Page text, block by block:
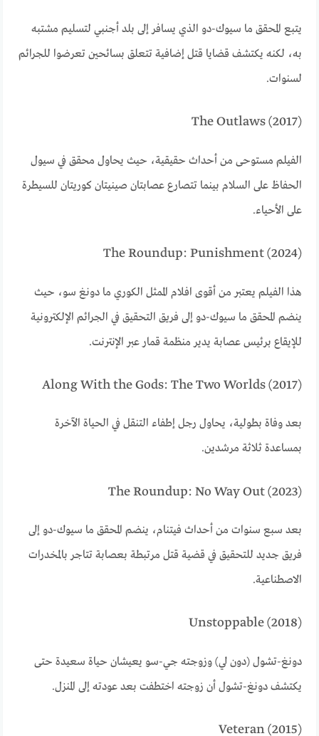
يتبع المحقق ما سيوك-دو الذي يسافر إلى بلد أجنبي لتسليم مشتبه
به، لكنه يكتشف قضايا قتل إضافية تتعلق بسائحين تعرضوا للجرائم
لسنوات.
The Outlaws (2017)
الفيلم مستوحى من أحداث حقيقية، حيث يحاول محقق في سيول
الحفاظ على السلام بينما تتصارع عصابتان صينيتان كوريتان للسيطرة
على الأحياء.
The Roundup: Punishment (2024)
هذا الفيلم يعتبر من أقوى افلام الممثل الكوري ما دونغ سو، حيث
ينضم المحقق ما سيوك-دو إلى فريق التحقيق في الجرائم الإلكترونية
للإيقاع برئيس عصابة يدير منظمة قمار عبر الإنترنت.
Along With the Gods: The Two Worlds (2017)
بعد وفاة بطولية، يحاول رجل إطفاء التنقل في الحياة الآخرة
بمساعدة ثلاثة مرشدين.
The Roundup: No Way Out (2023)
بعد سبع سنوات من أحداث فيتنام، ينضم المحقق ما سيوك-دو إلى
فريق جديد للتحقيق في قضية قتل مرتبطة بعصابة تتاجر بالمخدرات
الاصطناعية.
Unstoppable (2018)
دونغ-تشول (دون لي) وزوجته جي-سو يعيشان حياة سعيدة حتى
يكتشف دونغ-تشول أن زوجته اختطفت بعد عودته إلى المنزل.
Veteran (2015)